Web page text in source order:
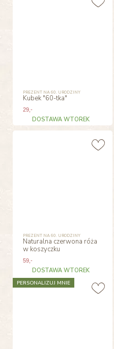
PREZENT NA 60. URODZINY
Kubek "60-tka"
29,-
DOSTAWA WTOREK
PREZENT NA 60. URODZINY
Naturalna czerwona róża
w koszyczku
59,-
DOSTAWA WTOREK
PERSONALIZUJ MNIE